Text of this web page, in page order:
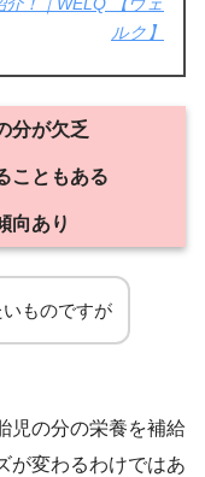
！｜WELQ 【ウェ
ルク】
分が欠乏
こともある
向あり
ものですが
児の分の栄養を補給
が変わるわけではあ